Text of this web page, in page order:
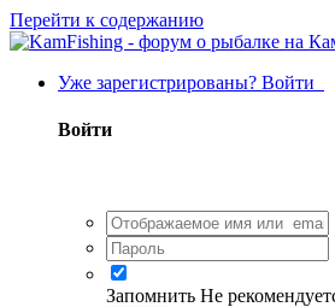
Перейти к содержанию
Уже зарегистрированы? Войти
Войти
Запомнить Не